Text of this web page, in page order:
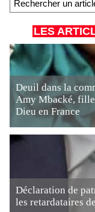
LES
Deuil dans la
Amy Mbacké, fille
Dieu en France
Déclaration de
les retardataires